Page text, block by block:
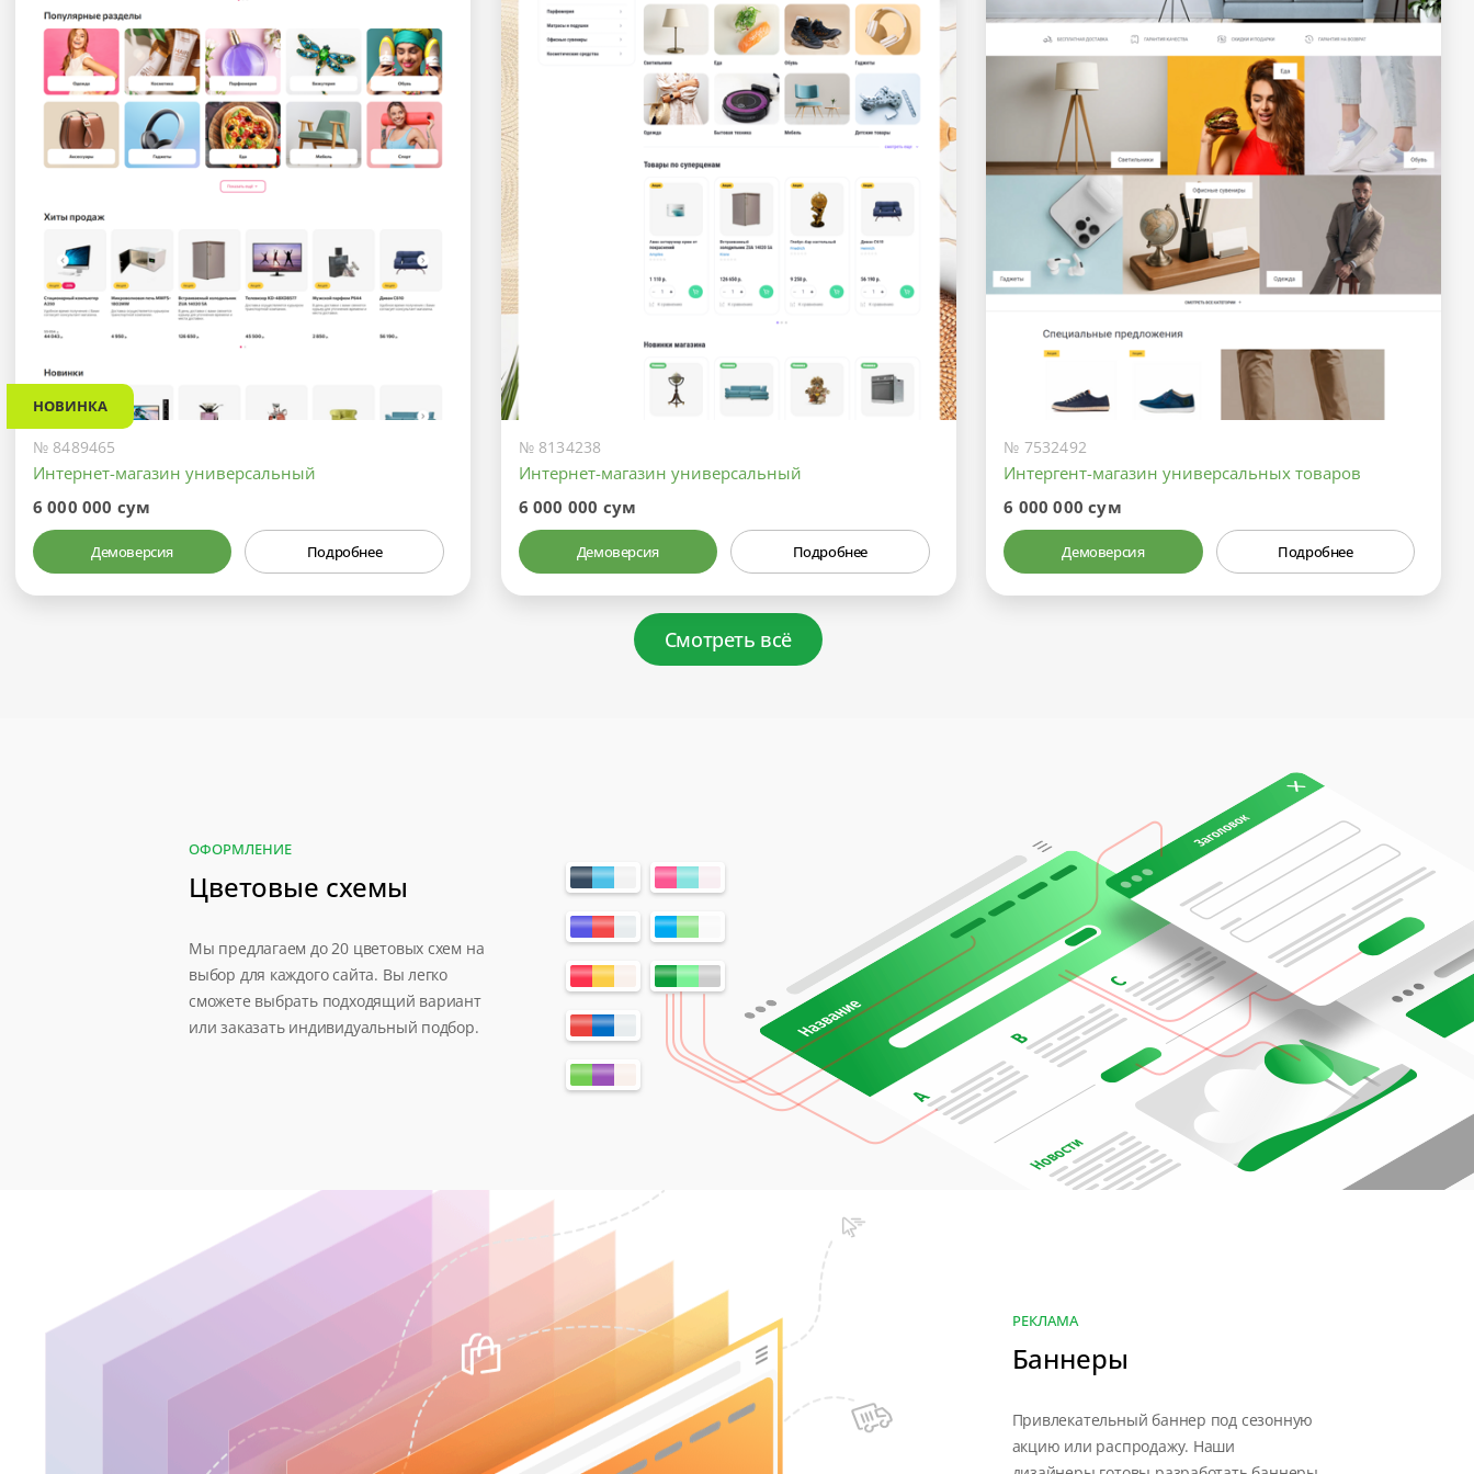
НОВИНКА
№ 8489465
Интернет-магазин универсальный
6 000 000 сум
Демоверсия Подробнее
№ 8134238
Интернет-магазин универсальный
6 000 000 сум
Демоверсия Подробнее
№ 7532492
Интергент-магазин универсальных товаров
6 000 000 сум
Демоверсия Подробнее
Смотреть всё
ОФОРМЛЕНИЕ
Цветовые схемы
Мы предлагаем до 20 цветовых схем на
выбор для каждого сайта. Вы легко
сможете выбрать подходящий вариант
или заказать индивидуальный подбор.
РЕКЛАМА
Баннеры
Привлекательный баннер под сезонную
акцию или распродажу. Наши